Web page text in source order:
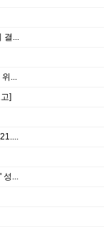
결...
...
]
성...